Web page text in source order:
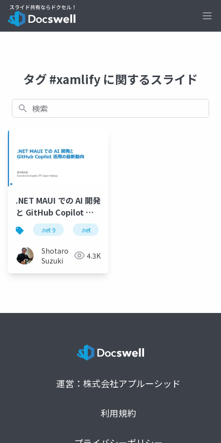
タグ #xamlify に関するスライド
検索
.NET MAUI での AI 開発
と GitHub Copilot 活
用の最新動向
.net 9 .net
Shotaro
Suzuki
4.3K
運営：株式会社アプルーシッド
利用規約